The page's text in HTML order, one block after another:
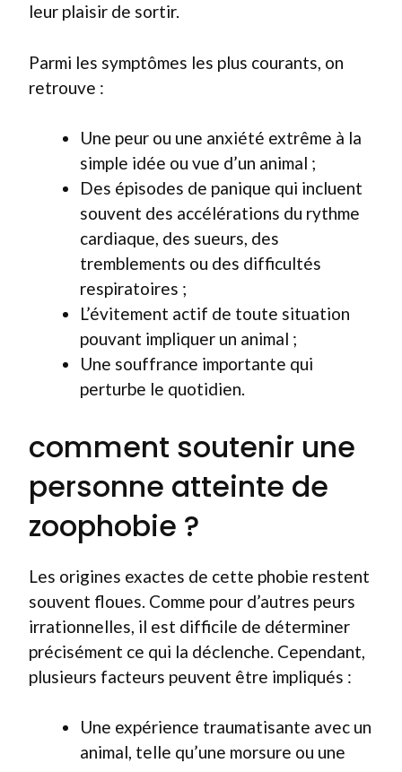
leur plaisir de sortir.
Parmi les symptômes les plus courants, on
retrouve :
Une peur ou une anxiété extrême à la
simple idée ou vue d’un animal ;
Des épisodes de panique qui incluent
souvent des accélérations du rythme
cardiaque, des sueurs, des
tremblements ou des difficultés
respiratoires ;
L’évitement actif de toute situation
pouvant impliquer un animal ;
Une souffrance importante qui
perturbe le quotidien.
comment soutenir une
personne atteinte de
zoophobie ?
Les origines exactes de cette phobie restent
souvent floues. Comme pour d’autres peurs
irrationnelles, il est difficile de déterminer
précisément ce qui la déclenche. Cependant,
plusieurs facteurs peuvent être impliqués :
Une expérience traumatisante avec un
animal, telle qu’une morsure ou une